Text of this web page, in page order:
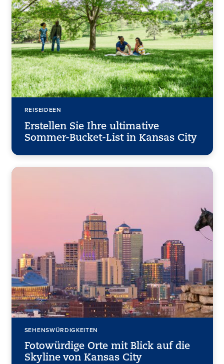
REISEIDEEN
Erstellen Sie Ihre ultimative
Sommer-Bucket-List in Kansas City
SEHENSWÜRDIGKEITEN
Fotowürdige Orte mit Blick auf die
Skyline von Kansas City